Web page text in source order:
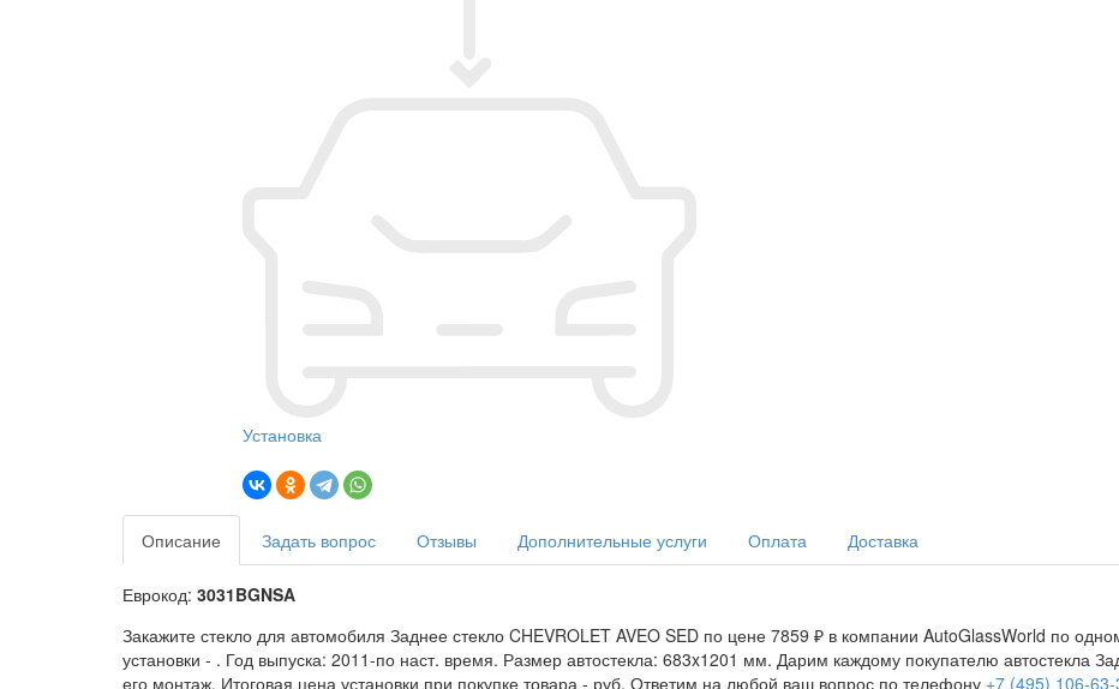
Установка
Описание Задать вопрос Отзывы Дополнительные услуги Оплата Доставка
Еврокод: 3031BGNSA
Закажите стекло для автомобиля Заднее стекло CHEVROLET AVEO SED по цене 7859 ₽ в компании AutoGlassWorld по
установки - . Год выпуска: 2011-по наст. время. Размер автостекла: 683x1201 мм. Дарим каждому покупателю автостекла
его монтаж. Итоговая цена установки при покупке товара - руб. Ответим на любой ваш вопрос по телефону +7 (495) 106-63-